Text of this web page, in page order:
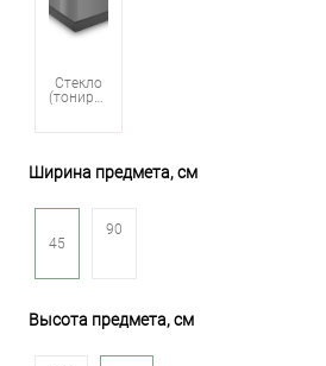
Стекло
Ширина предмета, см
45
90
Высота предмета, см